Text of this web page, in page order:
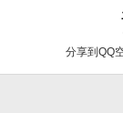
分享到 QQ